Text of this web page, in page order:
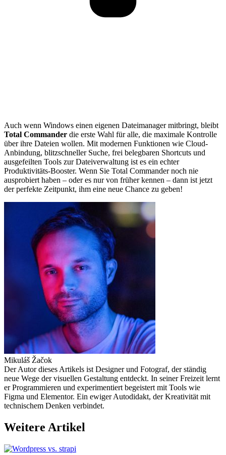
Auch wenn Windows einen eigenen Dateimanager mitbringt, bleibt
Total Commander die erste Wahl für alle, die maximale Kontrolle
über ihre Dateien wollen. Mit modernen Funktionen wie Cloud-
Anbindung, blitzschneller Suche, frei belegbaren Shortcuts und
ausgefeilten Tools zur Dateiverwaltung ist es ein echter
Produktivitäts-Booster. Wenn Sie Total Commander noch nie
ausprobiert haben – oder es nur von früher kennen – dann ist jetzt
der perfekte Zeitpunkt, ihm eine neue Chance zu geben!
Mikuláš Žačok
Der Autor dieses Artikels ist Designer und Fotograf, der ständig
neue Wege der visuellen Gestaltung entdeckt. In seiner Freizeit lernt
er Programmieren und experimentiert begeistert mit Tools wie
Figma und Elementor. Ein ewiger Autodidakt, der Kreativität mit
technischem Denken verbindet.
Weitere Artikel